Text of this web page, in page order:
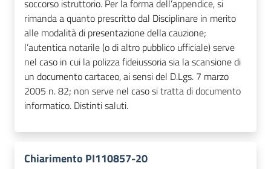
soccorso istruttorio. Per la forma dell’appendice, si
rimanda a quanto prescritto dal Disciplinare in merito
alle modalità di presentazione della cauzione;
l’autentica notarile (o di altro pubblico ufficiale) serve
nel caso in cui la polizza fideiussoria sia la scansione di
un documento cartaceo, ai sensi del D.Lgs. 7 marzo
2005 n. 82; non serve nel caso si tratta di documento
informatico. Distinti saluti.
Chiarimento PI110857-20